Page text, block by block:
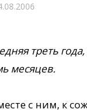
треть
месяцев.
с ним, к